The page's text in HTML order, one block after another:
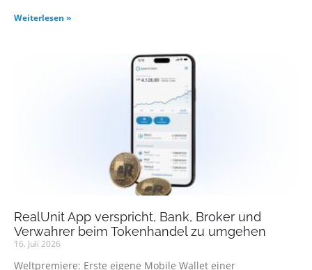
Weiterlesen »
RealUnit App verspricht, Bank, Broker und
Verwahrer beim Tokenhandel zu umgehen
16. Juli 2026
Weltpremiere: Erste eigene Mobile Wallet einer